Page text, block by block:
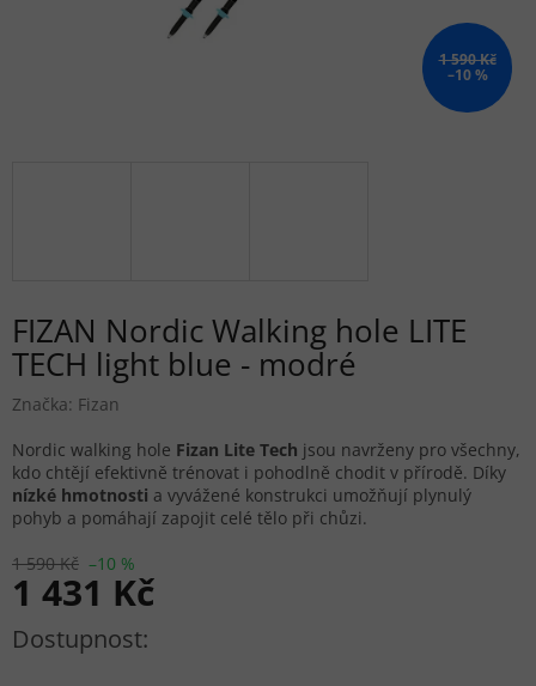
1 590 Kč
–10 %
FIZAN Nordic Walking hole LITE
TECH light blue - modré
Značka: Fizan
1 590 Kč –10 %
1 431 Kč
Měrná cena:
Nordic walking hole Fizan Lite Tech jsou navrženy pro všechny,
kdo chtějí efektivně trénovat i pohodlně chodit v přírodě. Díky
nízké hmotnosti a vyvážené konstrukci umožňují plynulý
pohyb a pomáhají zapojit celé tělo při chůzi.